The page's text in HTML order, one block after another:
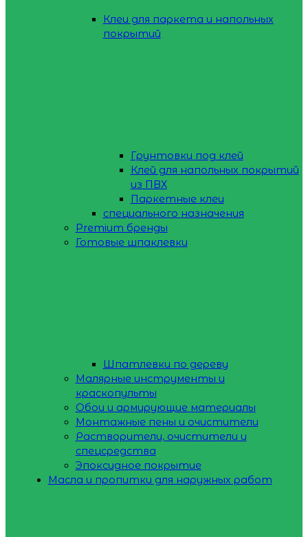
Клеи для паркета и напольных
покрытий
Грунтовки под клей
Клей для напольных покрытий
из ПВХ
Паркетные клеи
специального назначения
Premium бренды
Готовые шпаклевки
Шпатлевки по дереву
Малярные инструменты и
краскопульты
Обои и армирующие материалы
Монтажные пены и очистители
Растворители, очистители и
спецсредства
Эпоксидное покрытие
Масла и пропитки для наружных работ